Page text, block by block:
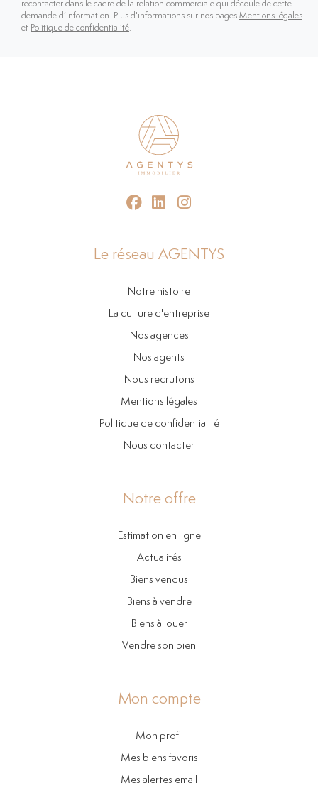
recontacter dans le cadre de la relation commerciale qui découle de cette
demande d’information. Plus d'informations sur nos pages Mentions légales
et Politique de confidentialité
Le réseau AGENTYS
Notre histoire
La culture d'entreprise
Nos agences
Nos agents
Nous recrutons
Mentions légales
Politique de confidentialité
Nous contacter
Notre offre
Estimation en ligne
Actualités
Biens vendus
Biens à vendre
Biens à louer
Vendre son bien
Mon compte
Mon profil
Mes biens favoris
Mes alertes email